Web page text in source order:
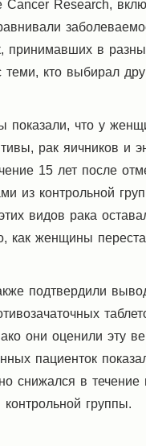
Cancer Research,
принимавших в
теми, кто выбирал
показали, что у
рак яичников и
15 лет после
из контрольной
видов рака
как женщины
подтвердили
они оценили эту
пациенток
снижался в
группы.